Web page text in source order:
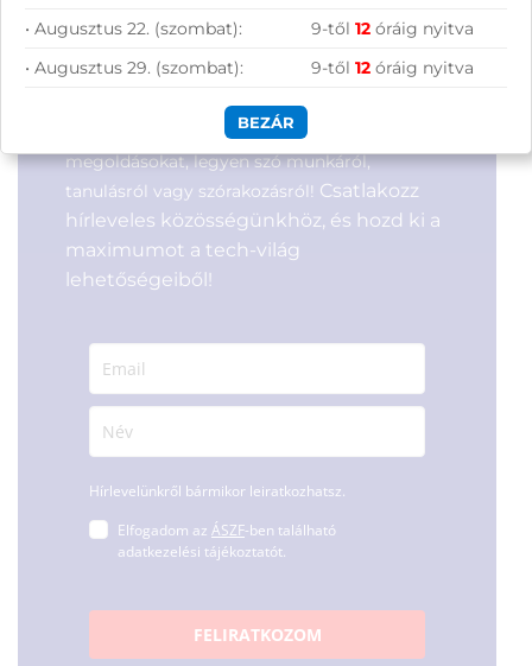
laptopok
Garanciaidő:36 hónap
Gyártó:Asus
Feliratkozás hírlevélre
Segítünk megtalálni a számodra legjobb
megoldásokat, legyen szó munkáról,
tanulásról vagy szórakozásról! Csatlakozz
hírleveles közösségünkhöz, és hozd ki a
maximumot a tech-világ
lehetőségeiből!
Hírlevelünkről bármikor leiratkozhatsz.
Elfogadom az ÁSZF-ben található
adatkezelési tájékoztatót.
FELIRATKOZOM
• Augusztus 22. (szombat):
9-től12 óráig nyitva
• Augusztus 29. (szombat):
9-től12 óráig nyitva
BEZÁR